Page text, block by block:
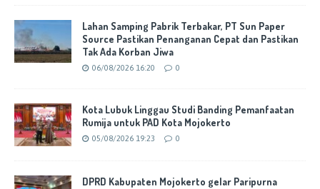
Lahan Samping Pabrik Terbakar, PT Sun Paper
Source Pastikan Penanganan Cepat dan Pastikan
Tak Ada Korban Jiwa
06/08/2026 16:20 0
Kota Lubuk Linggau Studi Banding Pemanfaatan
Rumija untuk PAD Kota Mojokerto
05/08/2026 19:23 0
DPRD Kabupaten Mojokerto gelar Paripurna